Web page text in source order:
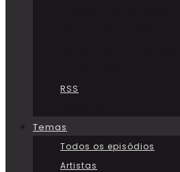
RSS
Temas
Todos os episódios
Artistas